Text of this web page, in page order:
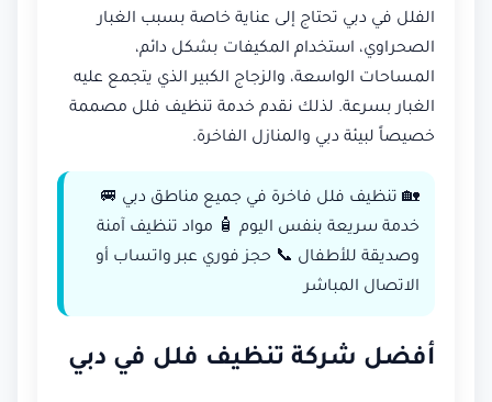
الفلل في دبي تحتاج إلى عناية خاصة بسبب الغبار
الصحراوي، استخدام المكيفات بشكل دائم،
المساحات الواسعة، والزجاج الكبير الذي يتجمع عليه
الغبار بسرعة. لذلك نقدم خدمة تنظيف فلل مصممة
خصيصاً لبيئة دبي والمنازل الفاخرة.
🏡 تنظيف فلل فاخرة في جميع مناطق دبي 🚐
خدمة سريعة بنفس اليوم 🧴 مواد تنظيف آمنة
وصديقة للأطفال 📞 حجز فوري عبر واتساب أو
الاتصال المباشر
أفضل شركة تنظيف فلل في دبي